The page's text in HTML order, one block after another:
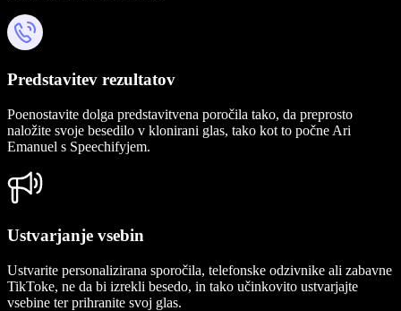
Predstavitev rezultatov
Poenostavite dolga predstavitvena poročila tako, da preprosto
naložite svoje besedilo v klonirani glas, tako kot to počne Ari
Emanuel s Speechifyjem.
Ustvarjanje vsebin
Ustvarite personalizirana sporočila, telefonske odzivnike ali zabavne
TikToke, ne da bi izrekli besedo, in tako učinkovito ustvarjajte
vsebine ter prihranite svoj glas.